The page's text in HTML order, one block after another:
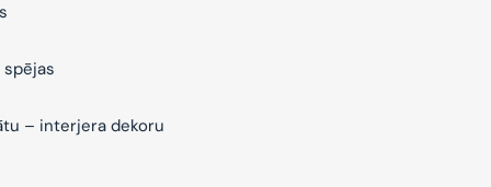
– interjera dekoru